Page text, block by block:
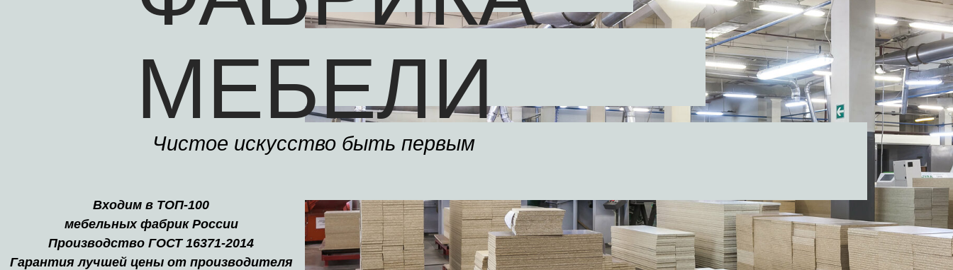
МЕБЕЛИ
Входим в ТОП-100
мебельных фабрик России
Производство ГОСТ 16371-2014
Гарантия лучшей цены от производителя
Чистое искусство быть первым